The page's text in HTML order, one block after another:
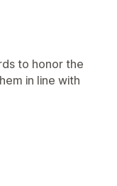
to honor the
in line with